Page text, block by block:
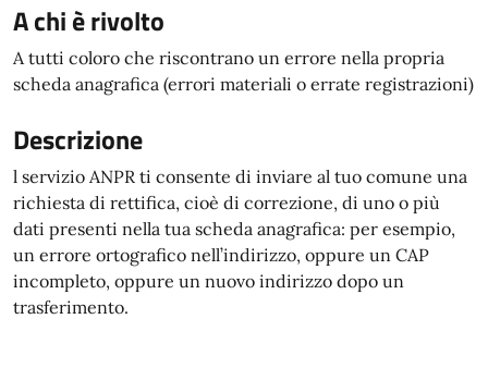
A chi è rivolto
A tutti coloro che riscontrano un errore nella propria
scheda anagrafica (errori materiali o errate registrazioni)
Descrizione
l servizio ANPR ti consente di inviare al tuo comune una
richiesta di rettifica, cioè di correzione, di uno o più
dati presenti nella tua scheda anagrafica: per esempio,
un errore ortografico nell’indirizzo, oppure un CAP
incompleto, oppure un nuovo indirizzo dopo un
trasferimento.